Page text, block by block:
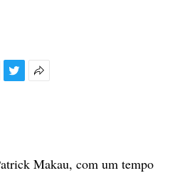
Makau, com um tempo